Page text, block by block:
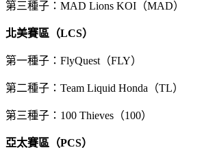
第三種子：MAD Lions KOI（MAD）
北美賽區（LCS）
第一種子：FlyQuest（FLY）
第二種子：Team Liquid Honda（TL）
第三種子：100 Thieves（100）
亞太賽區（PCS）